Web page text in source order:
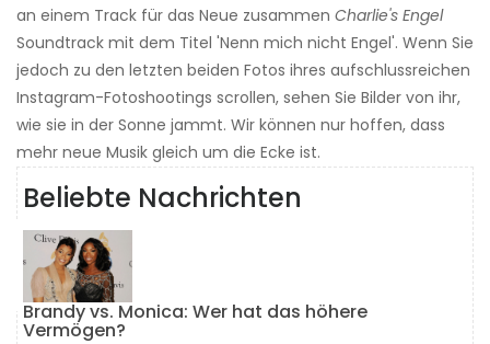
an einem Track für das Neue zusammen Charlie's Engel
Soundtrack mit dem Titel 'Nenn mich nicht Engel'. Wenn Sie
jedoch zu den letzten beiden Fotos ihres aufschlussreichen
Instagram-Fotoshootings scrollen, sehen Sie Bilder von ihr,
wie sie in der Sonne jammt. Wir können nur hoffen, dass
mehr neue Musik gleich um die Ecke ist.
Beliebte Nachrichten
Brandy vs. Monica: Wer hat das höhere
Vermögen?